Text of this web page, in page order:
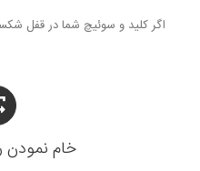
اگر کلید و سوئیچ شما در قفل
خام نمودن